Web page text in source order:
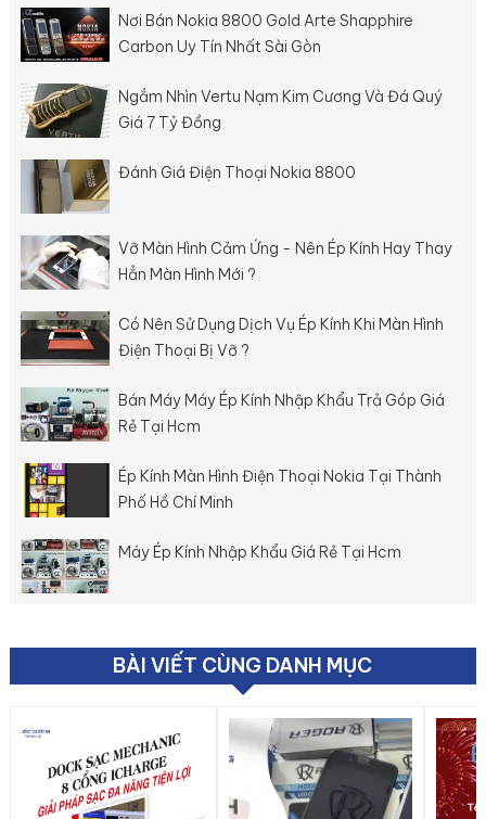
Nơi Bán Nokia 8800 Gold Arte Shapphire
Carbon Uy Tín Nhất Sài Gòn
Ngắm Nhìn Vertu Nạm Kim Cương Và Đá Quý
Giá 7 Tỷ Đồng
Đánh Giá Điện Thoại Nokia 8800
Vỡ Màn Hình Cảm Ứng - Nên Ép Kính Hay Thay
Hẳn Màn Hình Mới ?
Có Nên Sử Dụng Dịch Vụ Ép Kính Khi Màn Hình
Điện Thoại Bị Vỡ ?
Bán Máy Máy Ép Kính Nhập Khẩu Trả Góp Giá
Rẻ Tại Hcm
Ép Kính Màn Hình Điện Thoại Nokia Tại Thành
Phố Hồ Chí Minh
Máy Ép Kính Nhập Khẩu Giá Rẻ Tại Hcm
BÀI VIẾT CÙNG DANH MỤC